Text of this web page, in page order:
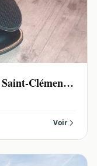
Clément-
Voir